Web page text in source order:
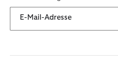
E-Mail-Adresse